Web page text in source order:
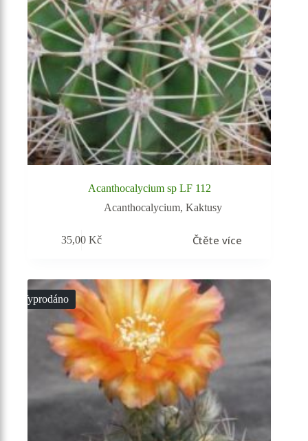
Acanthocalycium sp LF 112
Acanthocalycium,Kaktusy
35,00Kč Čtěte více
Vyprodáno